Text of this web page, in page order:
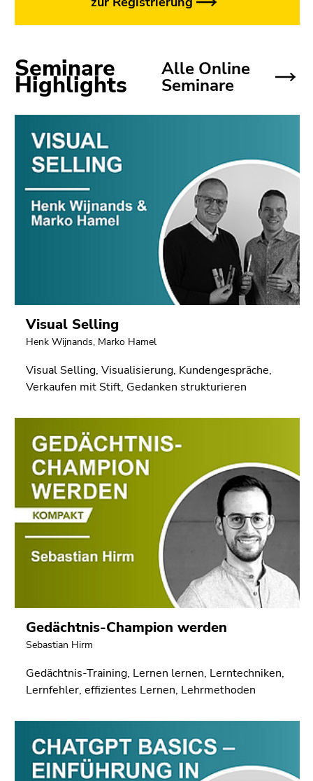
Seminare
Highlights
Alle Online
Seminare
Visual Selling
Henk Wijnands, Marko Hamel
Visual Selling, Visualisierung, Kundengespräche,
Verkaufen mit Stift, Gedanken strukturieren
Gedächtnis-Champion werden
Sebastian Hirm
Gedächtnis-Training, Lernen lernen, Lerntechniken,
Lernfehler, effizientes Lernen, Lehrmethoden